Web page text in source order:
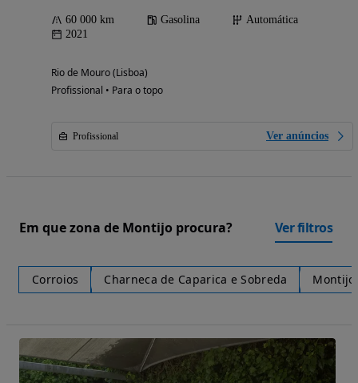
60 000 km Gasolina
Automática
2021
Rio de Mouro (Lisboa)
Profissional • Para o topo
Profissional Ver anúncios
Em que zona de Montijo procura? Ver filtros
Corroios Charneca de Caparica e Sobreda Montijo